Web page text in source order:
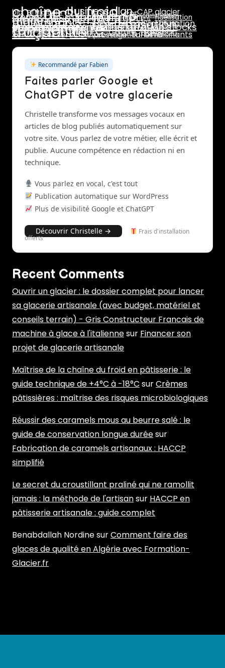
bio BTM glacier business plan CAP glacier
chaîne du froid CPF cristallisation
crème DLC dosage emplacement fidélisation
formation glacier formulation
glace au lait HACCP lait livraison
maintenance marchés marge maturation
pannes pasteurisateur pasteurisation
prix de vente rentabilité rotation stocks
réseaux sociaux saisonnalité stab stabilisant
stabilisants stabilisateur sucres surgélation
température texture transport
traçabilité turbinage turbine
vente directe vitrine présentation émulsifiants
Recommandé par Fabien
Faites parler Google et
ChatGPT de votre glacerie
Christelle transforme vos messages vocaux en
articles de blog publiés automatiquement sur
votre site. Vous parlez de votre métier, elle écrit et
publie. Aucune compétence en rédaction ni en
technique.
Vous parlez en vocal, c'est tout
Publication automatique sur WordPress
Plus de visibilité Google et ChatGPT
Découvrir Christelle → Frais d'installation
offerts
Recent Comments
Ouvrir un glacier : le dossier complet pour lancer
sa glacerie artisanale (avec budget, matériel et
conseils terrain) - Gris Constructeur Francais de
machine à glace à l'italiennesur Financer son
projet de glacerie artisanale
Maîtrise de la chaîne du froid en pâtisserie : le
guide technique de +4°C à -18°C surCrèmes
pâtissières : maîtrise des risques microbiologiques
Réussir des caramels mous au beurre salé : le
guide de conservation longue duréesur
Fabrication de caramels artisanaux : HACCP
simplifié
Le secret du croustillant praliné qui ne ramollit
jamais : la méthode de l'artisansur HACCP en
pâtisserie artisanale : guide complet
Benabdallah NordinesurComment faire des
glaces de qualité en Algérie avec Formation-
Glacier.fr